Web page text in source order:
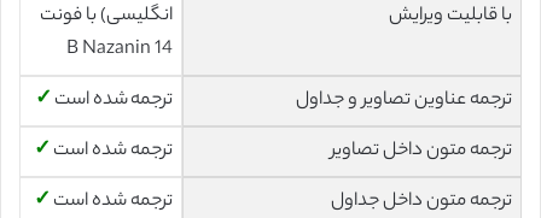
با قابلیت ویرایش
انگلیسی) با فونت
14 B Nazanin
ترجمه عناوین تصاویر و جداول
ترجمه شده است ✓
ترجمه متون داخل تصاویر
ترجمه شده است ✓
ترجمه متون داخل جداول
ترجمه شده است ✓